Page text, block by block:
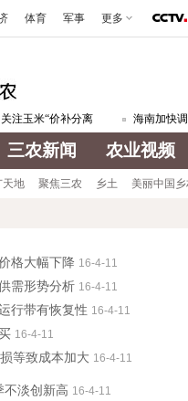
体育 军事 更多
玉米“价补分离 海南加快调
三农新闻 农业视频
天地 聚焦三农 乡土 美丽中国
格大幅下降 16-4-11
需形势分析 16-4-11
行带有恢复性 16-4-11
16-4-11
等致成本加大 16-4-11
不淡创新高 16-4-11